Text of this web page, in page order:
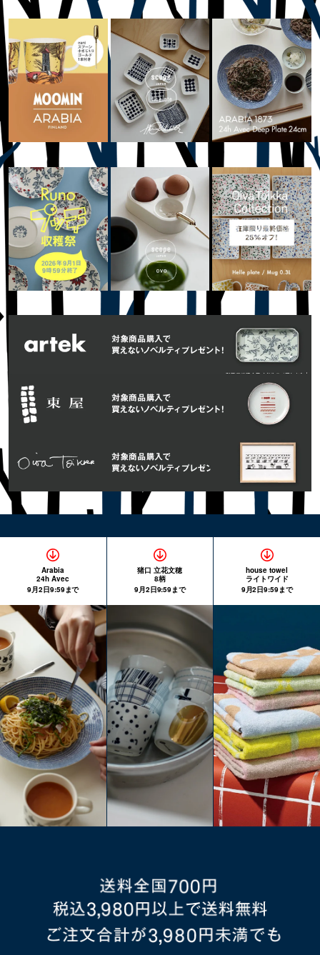
Arabia
24h Avec
9月2日9:59まで
猪口 立花文穂
8柄
9月2日9:59まで
house towel
ライトワイド
9月2日9:59まで